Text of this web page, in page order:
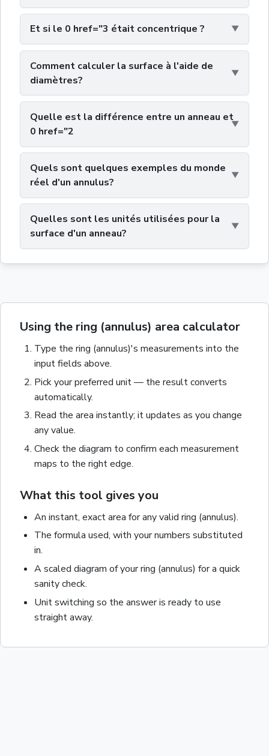
Et si le 0 href="3 était concentrique ?
Comment calculer la surface à l'aide de
diamètres?
Quelle est la différence entre un anneau et
0 href="2
Quels sont quelques exemples du monde
réel d'un annulus?
Quelles sont les unités utilisées pour la
surface d'un anneau?
Using the ring (annulus) area calculator
Type the ring (annulus)'s measurements into the
input fields above.
Pick your preferred unit — the result converts
automatically.
Read the area instantly; it updates as you change
any value.
Check the diagram to confirm each measurement
maps to the right edge.
What this tool gives you
An instant, exactarea for any valid ring (annulus).
The formula used, with your numbers substituted
in.
A scaled diagram of yourring (annulus) for a quick
sanity check.
Unit switching so the answer is ready to use
straight away.